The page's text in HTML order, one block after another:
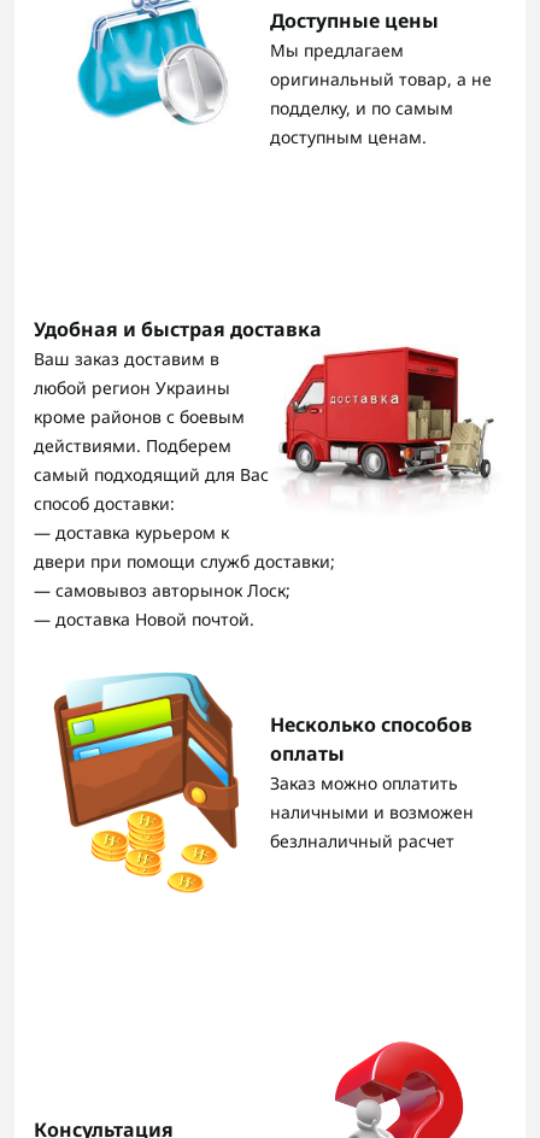
Доступные цены
Мы предлагаем
оригинальный товар, а не
подделку, и по самым
доступным ценам.
Удобная и быстрая доставка
Ваш заказ доставим в
любой регион Украины
кроме районов с боевым
действиями. Подберем
самый подходящий для Вас
способ доставки:
— доставка курьером к
двери при помощи служб доставки;
— самовывоз авторынок Лоск;
— доставка Новой почтой.
Несколько способов
оплаты
Заказ можно оплатить
наличными и возможен
безлналичный расчет
Консультация